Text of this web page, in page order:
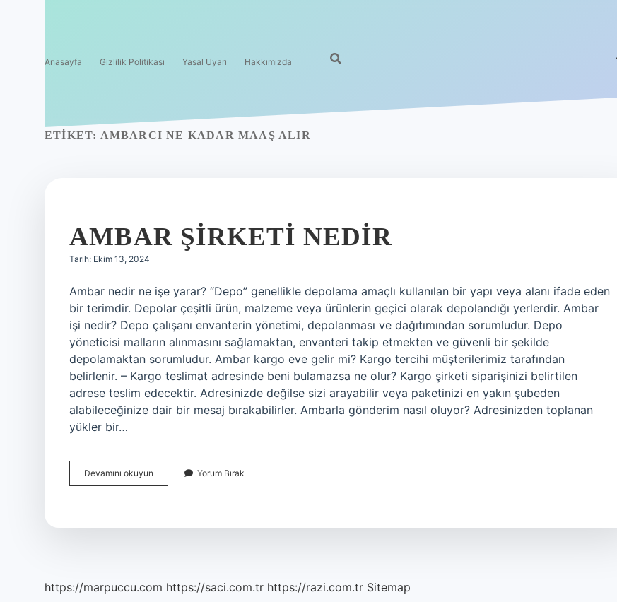
Anasayfa Gizlilik Politikası Yasal Uyarı Hakkımızda
ETIKET: AMBARCI NE KADAR MAAŞ ALIR
AMBAR ŞIRKETI NEDIR
Tarih: Ekim 13, 2024
Ambar nedir ne işe yarar? “Depo” genellikle depolama amaçlı kullanılan bir yapı veya alanı ifade eden
bir terimdir. Depolar çeşitli ürün, malzeme veya ürünlerin geçici olarak depolandığı yerlerdir. Ambar
işi nedir? Depo çalışanı envanterin yönetimi, depolanması ve dağıtımından sorumludur. Depo
yöneticisi malların alınmasını sağlamaktan, envanteri takip etmekten ve güvenli bir şekilde
depolamaktan sorumludur. Ambar kargo eve gelir mi? Kargo tercihi müşterilerimiz tarafından
belirlenir. – Kargo teslimat adresinde beni bulamazsa ne olur? Kargo şirketi siparişinizi belirtilen
adrese teslim edecektir. Adresinizde değilse sizi arayabilir veya paketinizi en yakın şubeden
alabileceğinize dair bir mesaj bırakabilirler. Ambarla gönderim nasıl oluyor? Adresinizden toplanan
yükler bir…
Devamını okuyun
Şirketi
Yorum Bırak
https://marpuccu.com https://saci.com.tr https://razi.com.tr Sitemap